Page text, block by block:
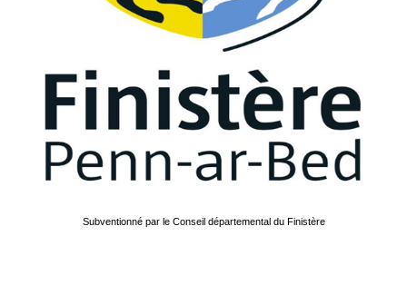
Subventionné par le Conseil départemental du Finistère